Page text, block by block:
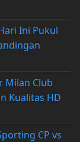
Ini Pukul
Milan Club
Kualitas HD
CP vs